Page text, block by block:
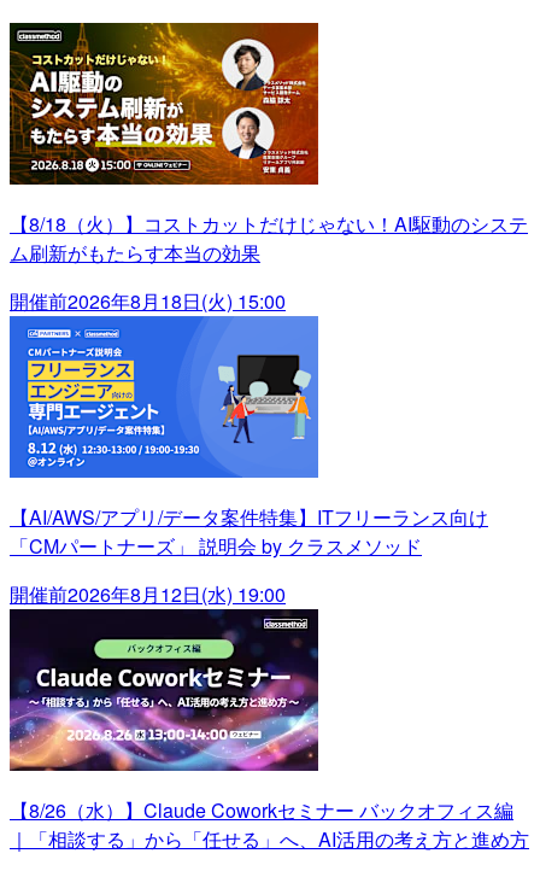
【8/18（火）】コストカットだけじゃない！AI駆動のシステ
ム刷新がもたらす本当の効果
開催前2026年8月18日(火) 15:00
【AI/AWS/アプリ/データ案件特集】ITフリーランス向け
「CMパートナーズ」 説明会 by クラスメソッド
開催前2026年8月12日(水) 19:00
【8/26（水）】Claude Coworkセミナー バックオフィス編
｜「相談する」から「任せる」へ、AI活用の考え方と進め方